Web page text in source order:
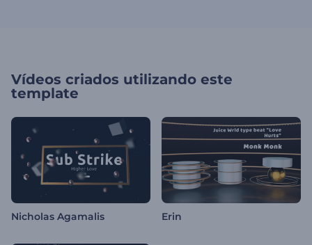
Vídeos criados utilizando este
template
Nicholas Agamalis Erin